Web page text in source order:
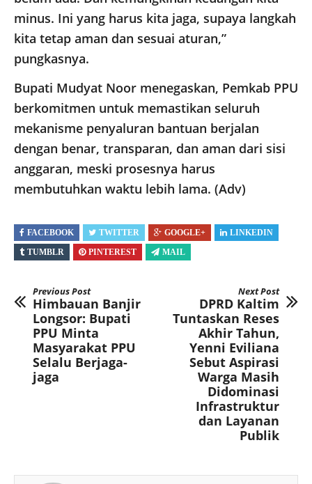
minus. Ini yang harus kita jaga, supaya langkah
kita tetap aman dan sesuai aturan,”
pungkasnya.
​Bupati Mudyat Noor menegaskan, Pemkab PPU
berkomitmen untuk memastikan seluruh
mekanisme penyaluran bantuan berjalan
dengan benar, transparan, dan aman dari sisi
anggaran, meski prosesnya harus
membutuhkan waktu lebih lama. (Adv)
FACEBOOK TWITTER GOOGLE+
LINKEDIN
TUMBLR
PINTEREST MAIL
Previous Post
Himbauan Banjir
Longsor: Bupati
PPU Minta
Masyarakat PPU
Selalu Berjaga-
jaga
Next Post
DPRD Kaltim
Tuntaskan Reses
Akhir Tahun,
Yenni Eviliana
Sebut Aspirasi
Warga Masih
Didominasi
Infrastruktur
dan Layanan
Publik